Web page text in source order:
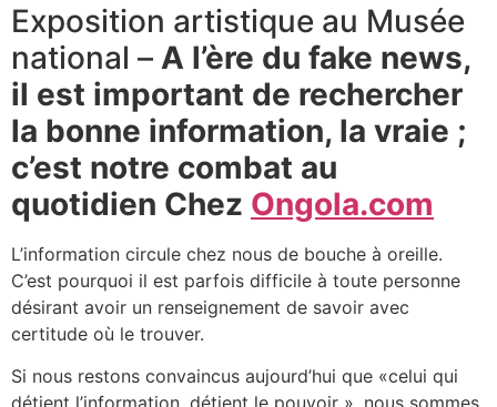
Exposition artistique au Musée
national – A l’ère du fake news,
il est important de rechercher
la bonne information, la vraie ;
c’est notre combat au
quotidien Chez Ongola.com
L’information circule chez nous de bouche à oreille.
C’est pourquoi il est parfois difficile à toute personne
désirant avoir un renseignement de savoir avec
certitude où le trouver.
Si nous restons convaincus aujourd’hui que «celui qui